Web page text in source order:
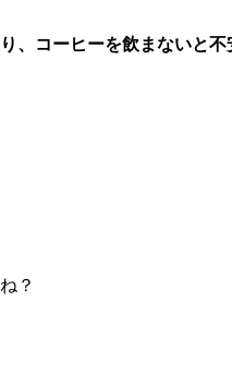
、コーヒーを飲まないと
？